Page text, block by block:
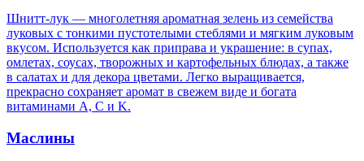
Шнитт-лук — многолетняя ароматная зелень из семейства
луковых с тонкими пустотелыми стеблями и мягким луковым
вкусом. Используется как приправа и украшение: в супах,
омлетах, соусах, творожных и картофельных блюдах, а также
в салатах и для декора цветами. Легко выращивается,
прекрасно сохраняет аромат в свежем виде и богата
витаминами A, C и K.
Маслины